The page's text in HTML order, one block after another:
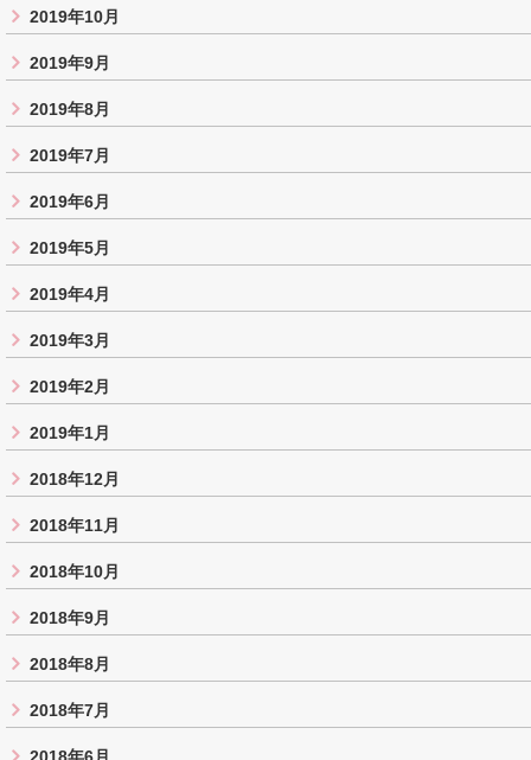
2019年10月
2019年9月
2019年8月
2019年7月
2019年6月
2019年5月
2019年4月
2019年3月
2019年2月
2019年1月
2018年12月
2018年11月
2018年10月
2018年9月
2018年8月
2018年7月